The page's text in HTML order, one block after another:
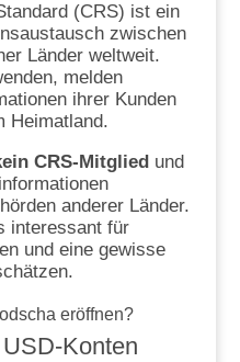
(CRS) ist ein
zwischen
Länder weltweit.
melden
ihrer Kunden
Heimatland.
CRS-Mitgliedund
anderer Länder.
interessant für
und eine gewisse
eröffnen?
Konten